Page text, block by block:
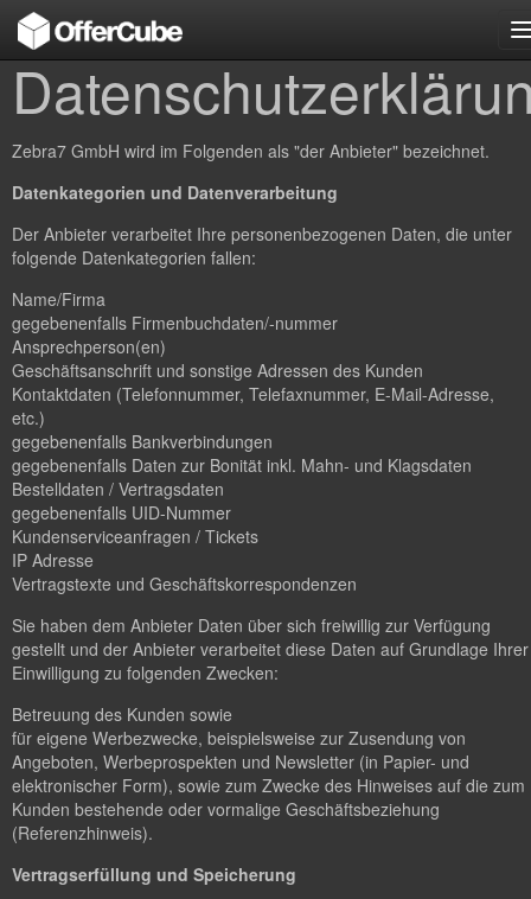
Zebra7 GmbH wird im Folgenden als "der Anbieter" bezeichnet.
Datenkategorien und Datenverarbeitung
Der Anbieter verarbeitet Ihre personenbezogenen Daten, die unter
folgende Datenkategorien fallen:
Name/Firma
gegebenenfalls Firmenbuchdaten/-nummer
Ansprechperson(en)
Geschäftsanschrift und sonstige Adressen des Kunden
Kontaktdaten (Telefonnummer, Telefaxnummer, E-Mail-Adresse,
etc.)
gegebenenfalls Bankverbindungen
gegebenenfalls Daten zur Bonität inkl. Mahn- und Klagsdaten
Bestelldaten / Vertragsdaten
gegebenenfalls UID-Nummer
Kundenserviceanfragen / Tickets
IP Adresse
Vertragstexte und Geschäftskorrespondenzen
Sie haben dem Anbieter Daten über sich freiwillig zur Verfügung
gestellt und der Anbieter verarbeitet diese Daten auf Grundlage Ihrer
Einwilligung zu folgenden Zwecken:
Betreuung des Kunden sowie
für eigene Werbezwecke, beispielsweise zur Zusendung von
Angeboten, Werbeprospekten und Newsletter (in Papier- und
elektronischer Form), sowie zum Zwecke des Hinweises auf die zum
Kunden bestehende oder vormalige Geschäftsbeziehung
(Referenzhinweis).
Vertragserfüllung und Speicherung